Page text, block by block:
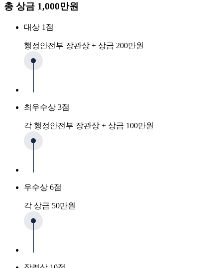
총 상금 1,000만원
대상 1점
행정안전부 장관상 + 상금 200만원
최우수상 3점
각 행정안전부 장관상 + 상금 100만원
우수상 6점
각 상금 50만원